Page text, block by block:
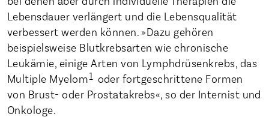
Lebensdauer verlängert und die Lebensqualität
verbessert werden können. »Dazu gehören
beispielsweise Blutkrebsarten wie chronische
Leukämie, einige Arten von Lymphdrüsenkrebs, das
Multiple Myelom1 oder fortgeschrittene Formen
von Brust- oder Prostatakrebs«, so der Internist und
Onkologe.